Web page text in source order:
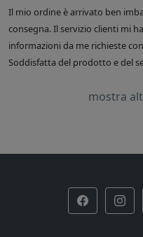
Il mio ordine è arrivato ben
consegna. Il servizio clienti mi
informazioni da me richieste
Soddisfatta del prodotto e del
mostra